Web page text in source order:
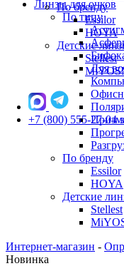
Линзы для очков
По типу
Для
По бренду
Essilor
HOYA
Детские
Stellest
По бренду
Essilor
HOYA
Детские
Stellest
+7 (800) 555-27-04
Интернет-магазин -
Новинка